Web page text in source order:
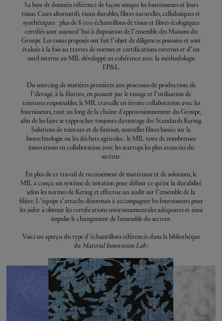
Sa base de données référence de façon unique les fournisseurs et leurs
tissus. Cuirs alternatifs, tissus durables, fibres naturelles, cellulosiques et
synthétiques : plus de 8 000 échantillons de tissus et fibres écologiques
certifiés sont aujourd’hui à disposition de l’ensemble des Maisons du
Groupe. Les tissus proposés ont fait l’objet de diligences poussées et sont
évalués à la fois au travers de normes et certifications externes et d’un
outil interne au MIL développé en cohérence avec la méthodologie
EP&L.
Du sourcing de matières premières aux processus de production, de
l’élevage, à la filature, en passant par le tissage et l’utilisation de
teintures responsables, le MIL travaille en étroite collaboration avec les
fournisseurs, tout au long de la chaîne d'approvisionnement du Groupe,
afin de les faire se rapprocher toujours davantage des Standards Kering.
Solutions de teinture et de finition, nouvelles fibres basées sur la
biotechnologie ou les déchets agricoles : le MIL teste de nombreuses
innovations en collaboration avec les startups les plus avancées du
secteur.
En plus de ce travail de recensement de matériaux et de solutions, le
MIL a conçu un système de notation pour définir ce qu'est la durabilité
selon les normes de Kering et effectue un audit sur l’ensemble de la
filière. L’équipe s’attache désormais à accompagner les fournisseurs pour
les aider à obtenir les certifications environnementales adéquates et ainsi
impulse le changement de l'ensemble du secteur.
Voici un aperçu du type d’échantillons référencés dans la bibliothèque
du Material Innovation Lab: